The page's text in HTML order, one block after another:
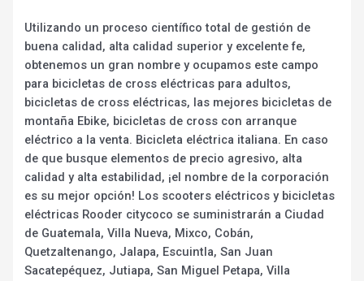
Utilizando un proceso científico total de gestión de
buena calidad, alta calidad superior y excelente fe,
obtenemos un gran nombre y ocupamos este campo
para bicicletas de cross eléctricas para adultos,
bicicletas de cross eléctricas, las mejores bicicletas de
montaña Ebike, bicicletas de cross con arranque
eléctrico a la venta. Bicicleta eléctrica italiana. En caso
de que busque elementos de precio agresivo, alta
calidad y alta estabilidad, ¡el nombre de la corporación
es su mejor opción! Los scooters eléctricos y bicicletas
eléctricas Rooder citycoco se suministrarán a Ciudad
de Guatemala, Villa Nueva, Mixco, Cobán,
Quetzaltenango, Jalapa, Escuintla, San Juan
Sacatepéquez, Jutiapa, San Miguel Petapa, Villa